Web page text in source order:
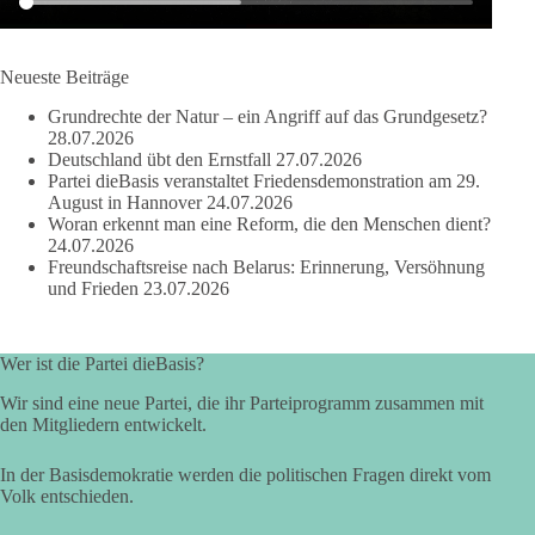
#dieBasis #Wasserverbot #Propaganda #WEF
219 7 55
DieBasis
1 Tag zuvor
Wusstest du, dass Kooperation in Sachfragen etwas anderes ist
als eine feste Koalition?
Regierungsverantwortung, feste Vereinbarungen und
dauerhafte Bindungen. Kooperation in Sachfragen bedeutet
dagegen: Ein Vorschlag wird einzeln geprüft.
🟩🟩🟦🟦🟥🟥🟧🟧
Neueste Beiträge
Grundrechte der Natur – ein Angriff auf das Grundgesetz?
28.07.2026
Deutschland übt den Ernstfall 27.07.2026
Partei dieBasis veranstaltet Friedensdemonstration am 29.
August in Hannover 24.07.2026
Woran erkennt man eine Reform, die den Menschen dient?
24.07.2026
Freundschaftsreise nach Belarus: Erinnerung, Versöhnung
und Frieden 23.07.2026
Wer ist die Partei dieBasis?
Wir sind eine neue Partei, die ihr Parteiprogramm zusammen mit
den Mitgliedern entwickelt.
In der Basisdemokratie werden die politischen Fragen direkt vom
Volk entschieden.